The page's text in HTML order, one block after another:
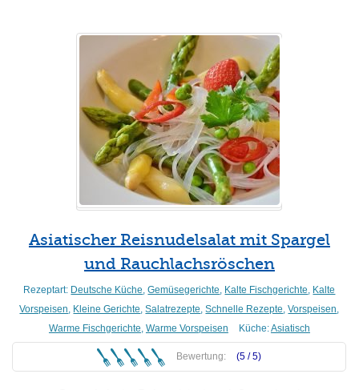
Asiatischer Reisnudelsalat mit Spargel
und Rauchlachsröschen
Rezeptart: Deutsche Küche ,Gemüsegerichte Kalte Fischgerichte Kalte
Vorspeisen Kleine Gerichte ,Salatrezepte ,Schnelle Rezepte ,Vorspeisen
Warme Fischgerichte Warme Vorspeisen Küche:Asiatisch
Bewertung: (5 /5)